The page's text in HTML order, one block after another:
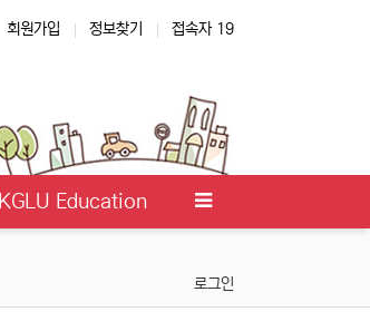
회원가입 정보찾기 접속자 19
KGLU Education
로그인